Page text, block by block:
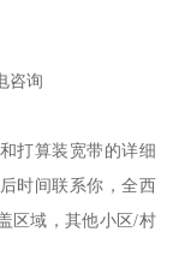
咨询
打算装宽带的详细
时间联系你，全西
区域，其他小区/村